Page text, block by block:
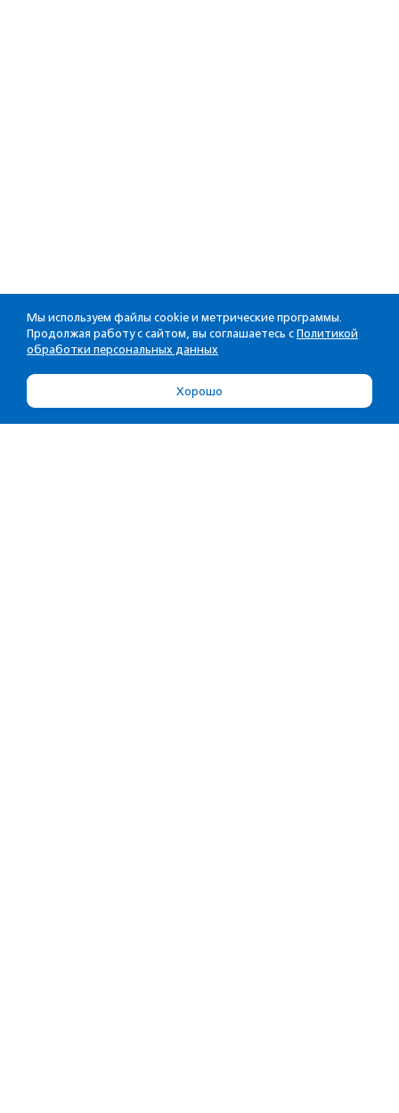
Мы используем файлы cookie и метрические программы.
Продолжая работу с сайтом, вы соглашаетесь с Политикой
обработки персональных данных
Хорошо